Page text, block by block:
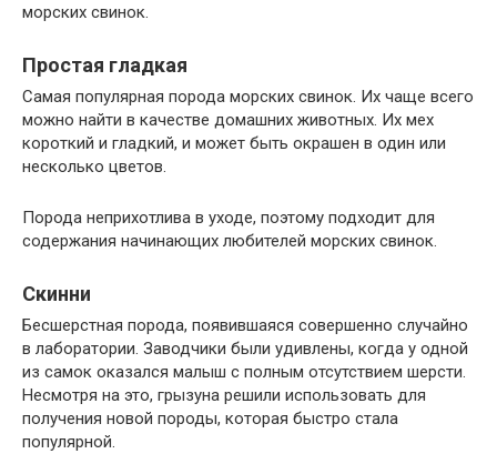
морских свинок.
Простая гладкая
Самая популярная порода морских свинок. Их чаще всего
можно найти в качестве домашних животных. Их мех
короткий и гладкий, и может быть окрашен в один или
несколько цветов.
Порода неприхотлива в уходе, поэтому подходит для
содержания начинающих любителей морских свинок.
Скинни
Бесшерстная порода, появившаяся совершенно случайно
в лаборатории. Заводчики были удивлены, когда у одной
из самок оказался малыш с полным отсутствием шерсти.
Несмотря на это, грызуна решили использовать для
получения новой породы, которая быстро стала
популярной.